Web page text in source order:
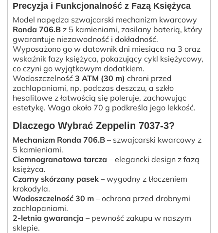
Precyzja i Funkcjonalność z Fazą Księżyca
Model napędza szwajcarski mechanizm kwarcowy
Ronda 706.B z 5 kamieniami, zasilany baterią, który
gwarantuje niezawodność i dokładność.
Wyposażono go w datownik dni miesiąca na 3 oraz
wskaźnik fazy księżyca, pokazujący cykl księżycowy,
co czyni go wyjątkowym dodatkiem.
Wodoszczelność 3 ATM (30 m) chroni przed
zachlapaniami, np. podczas deszczu, a szkło
hesalitowe z łatwością się poleruje, zachowując
estetykę. Waga około 70 g podkreśla jego lekkość.
Dlaczego Wybrać Zeppelin 7037-3?
Mechanizm Ronda 706.B – szwajcarski kwarcowy z
5 kamieniami.
Ciemnogranatowa tarcza – elegancki design z fazą
księżyca.
Czarny skórzany pasek – wygodny z tłoczeniem
krokodyla.
Wodoszczelność 30 m – ochrona przed drobnymi
zachlapaniami.
2-letnia gwarancja – pewność zakupu w naszym
sklepie.